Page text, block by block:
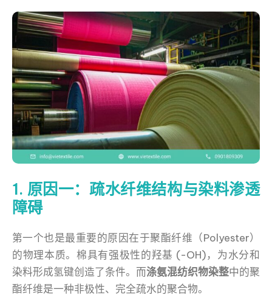
1. 原因一：疏水纤维结构与染料渗透
障碍
第一个也是最重要的原因在于聚酯纤维（Polyester）
的物理本质。棉具有强极性的羟基 (-OH)，为水分和
染料形成氢键创造了条件。而涤氨混纺织物染整中的聚
酯纤维是一种非极性、完全疏水的聚合物。